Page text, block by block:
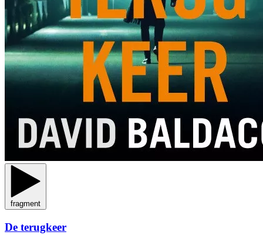
fragment
De terugkeer